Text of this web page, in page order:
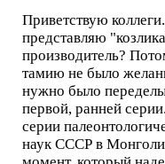
Приветствую
представляю
производитель?
тамию не было
нужно было
первой, ранней
серии
наук СССР в